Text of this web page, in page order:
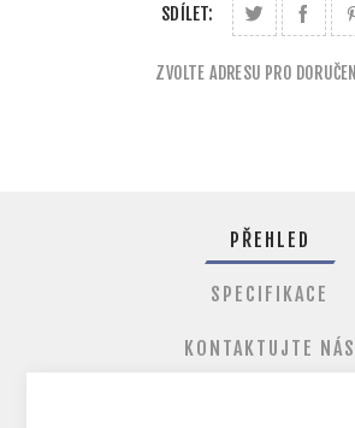
SDÍLET:
ZVOLTE ADRESU PRO DORUČENÍ
PŘEHLED
SPECIFIKACE
KONTAKTUJTE NÁS